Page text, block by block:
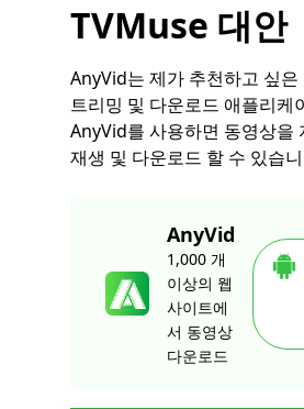
TVMuse 대안
AnyVid는 제가 추천하고 싶은
트리밍 및 다운로드 애플리케
AnyVid를 사용하면 동영상을
재생 및 다운로드 할 수 있습
AnyVid
1,000 개
이상의 웹
사이트에
서 동영상
다운로드